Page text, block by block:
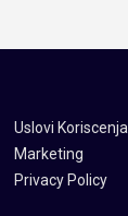
Uslovi Koriscenja
Marketing
Privacy Policy